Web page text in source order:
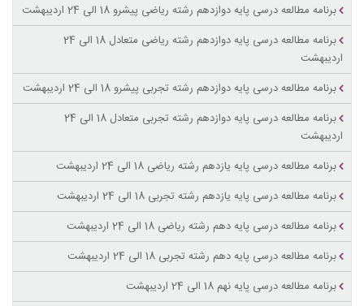
برنامه مطالعه درسی پایه دوازدهم رشته ریاضی پیشرو 18 الی 24 اردیبهشت
برنامه مطالعه درسی پایه دوازدهم رشته ریاضی متعادل 18 الی 24
اردیبهشت
برنامه مطالعه درسی پایه دوازدهم رشته تجربی پیشرو 18 الی 24 اردیبهشت
برنامه مطالعه درسی پایه دوازدهم رشته تجربی متعادل 18 الی 24
اردیبهشت
برنامه مطالعه درسی پایه یازدهم رشته ریاضی 18 الی 24 اردیبهشت
برنامه مطالعه درسی پایه یازدهم رشته تجربی 18 الی 24 اردیبهشت
برنامه مطالعه درسی پایه دهم رشته ریاضی 18 الی 24 اردیبهشت
برنامه مطالعه درسی پایه دهم رشته تجربی 18 الی 24 اردیبهشت
برنامه مطالعه درسی پایه نهم 18 الی 24 اردیبهشت